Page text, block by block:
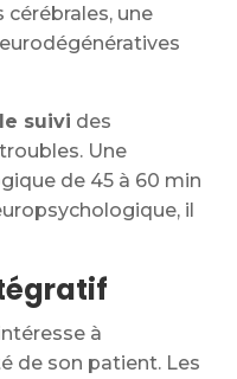
cérébrales, une
suivi des
Une
de 45 à 60 min
il
à
de son patient. Les